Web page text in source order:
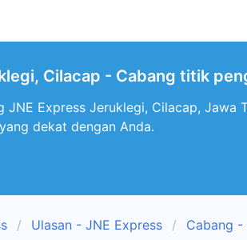
Cilacap - Cabang titik
JNE Express Jeruklegi, Cilacap,
dekat dengan Anda.
Ulasan - JNE Express Cabang -